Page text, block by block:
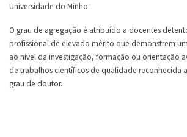
Universidade do Minho.
O grau de agregação é atribuído a docentes
profissional de elevado mérito que demonstrem
ao nível da investigação, formação ou orientação
de trabalhos científicos de qualidade reconhecida
grau de doutor.